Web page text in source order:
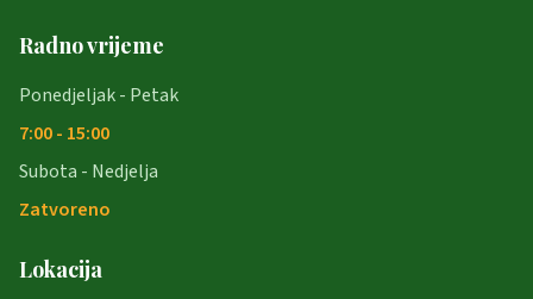
Radno vrijeme
Ponedjeljak - Petak
7:00 - 15:00
Subota - Nedjelja
Zatvoreno
Lokacija